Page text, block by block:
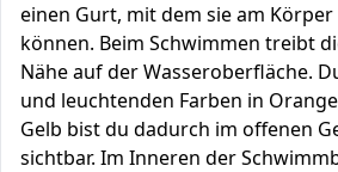
einen Gurt, mit dem sie am
können. Beim Schwimmen treibt
Nähe auf der Wasseroberfläche.
und leuchtenden Farben in
Gelb bist du dadurch im offenen
sichtbar. Im Inneren der